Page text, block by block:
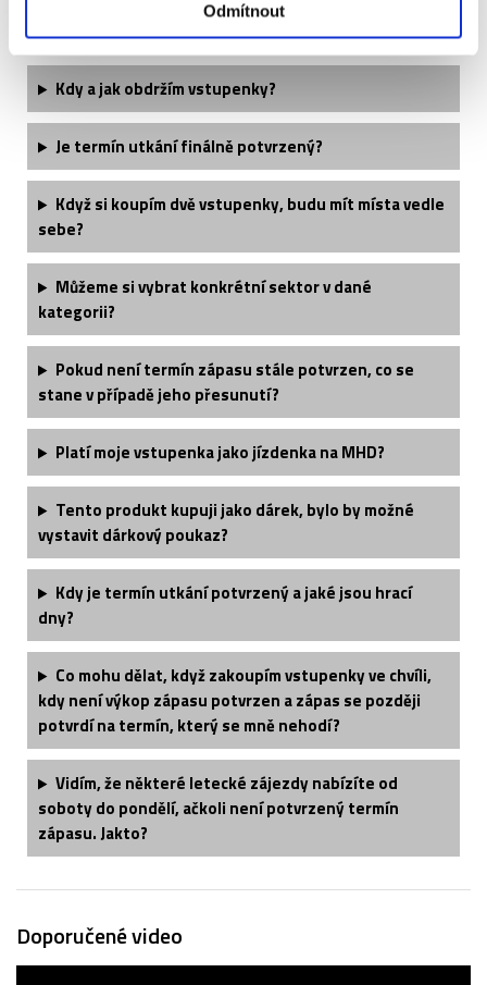
Odmítnout
Často kladené otázky:
Kdy a jak obdržím vstupenky?
Je termín utkání finálně potvrzený?
Když si koupím dvě vstupenky, budu mít místa vedle
sebe?
Můžeme si vybrat konkrétní sektor v dané
kategorii?
Pokud není termín zápasu stále potvrzen, co se
stane v případě jeho přesunutí?
Platí moje vstupenka jako jízdenka na MHD?
Tento produkt kupuji jako dárek, bylo by možné
vystavit dárkový poukaz?
Kdy je termín utkání potvrzený a jaké jsou hrací
dny?
Co mohu dělat, když zakoupím vstupenky ve chvíli,
kdy není výkop zápasu potvrzen a zápas se později
potvrdí na termín, který se mně nehodí?
Vidím, že některé letecké zájezdy nabízíte od
soboty do pondělí, ačkoli není potvrzený termín
zápasu. Jakto?
Doporučené video